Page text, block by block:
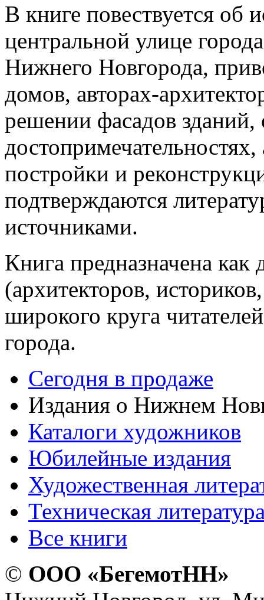
В книге повествуется об
центральной улице
Нижнего Новгорода,
домов, авторах-
решении фасадов зданий,
постройки и
подтверждаются
источниками.
Книга предназначена как
(архитекторов,
широкого круга
города.
Сегодня в продаже
Издания о Нижнем
Каталоги художников
Юбилейные издания
Художественная
Техническая
Все книги
© ООО «БегемотНН»